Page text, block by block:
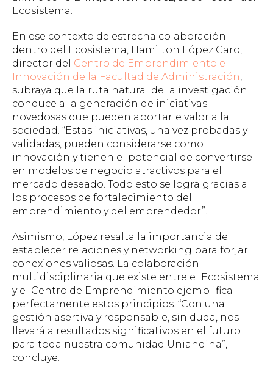
Ecosistema.
En ese contexto de estrecha colaboración
dentro del Ecosistema, Hamilton López Caro,
director del Centro de Emprendimiento e
Innovación de la Facultad de Administración,
subraya que la ruta natural de la investigación
conduce a la generación de iniciativas
novedosas que pueden aportarle valor a la
sociedad. “Estas iniciativas, una vez probadas y
validadas, pueden considerarse como
innovación y tienen el potencial de convertirse
en modelos de negocio atractivos para el
mercado deseado. Todo esto se logra gracias a
los procesos de fortalecimiento del
emprendimiento y del emprendedor”.
Asimismo, López resalta la importancia de
establecer relaciones y networking para forjar
conexiones valiosas. La colaboración
multidisciplinaria que existe entre el Ecosistema
y el Centro de Emprendimiento ejemplifica
perfectamente estos principios. “Con una
gestión asertiva y responsable, sin duda, nos
llevará a resultados significativos en el futuro
para toda nuestra comunidad Uniandina”,
concluye.